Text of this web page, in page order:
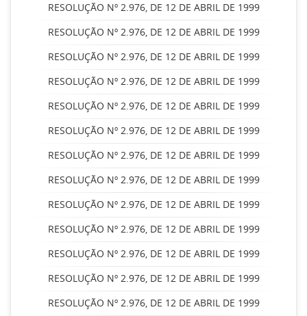
RESOLUÇÃO Nº 2.976, DE 12 DE ABRIL DE 1999
RESOLUÇÃO Nº 2.976, DE 12 DE ABRIL DE 1999
RESOLUÇÃO Nº 2.976, DE 12 DE ABRIL DE 1999
RESOLUÇÃO Nº 2.976, DE 12 DE ABRIL DE 1999
RESOLUÇÃO Nº 2.976, DE 12 DE ABRIL DE 1999
RESOLUÇÃO Nº 2.976, DE 12 DE ABRIL DE 1999
RESOLUÇÃO Nº 2.976, DE 12 DE ABRIL DE 1999
RESOLUÇÃO Nº 2.976, DE 12 DE ABRIL DE 1999
RESOLUÇÃO Nº 2.976, DE 12 DE ABRIL DE 1999
RESOLUÇÃO Nº 2.976, DE 12 DE ABRIL DE 1999
RESOLUÇÃO Nº 2.976, DE 12 DE ABRIL DE 1999
RESOLUÇÃO Nº 2.976, DE 12 DE ABRIL DE 1999
RESOLUÇÃO Nº 2.976, DE 12 DE ABRIL DE 1999